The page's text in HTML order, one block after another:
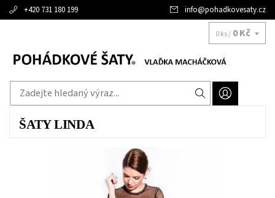
+420 731 180 199 info@pohadkovesaty.cz
0 ks / 0 Kč
ŠATY LINDA